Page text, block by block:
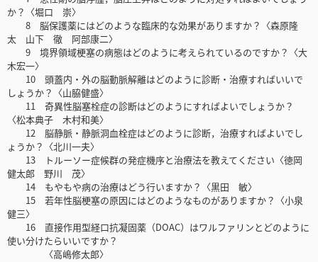
か？〈堀口 崇〉
8 脳保護薬にはどのような臨床的な効果がありますか？〈森原隆
太 山下 徹 阿部康二〉
9 境界領域梗塞の病態はどのように考えられているのですか？〈大
木宏一〉
10 頭蓋内・外の脳動脈解離はどのように診断・治療すればいいで
しょうか？〈山脇健盛〉
11 奇異性脳塞栓症の診断はどのようにすればよいでしょうか？
〈松本典子 木村和美〉
12 脳静脈・静脈洞血栓症はどのように診断，治療すればよいでし
ょうか？〈北川一夫〉
13 トルーソー症候群の発症機序と治療法を教えてください〈徳岡
健太郎 野川 茂〉
14 もやもや病の治療はどう行いますか？〈黒田 敏〉
15 若年性脳梗塞の原因にはどのようなものがありますか？〈小泉
健三〉
16 直接作用型経口抗凝固薬（DOAC）はワルファリンとどのように
使い分けたらいいですか？
〈高嶋修太郎〉